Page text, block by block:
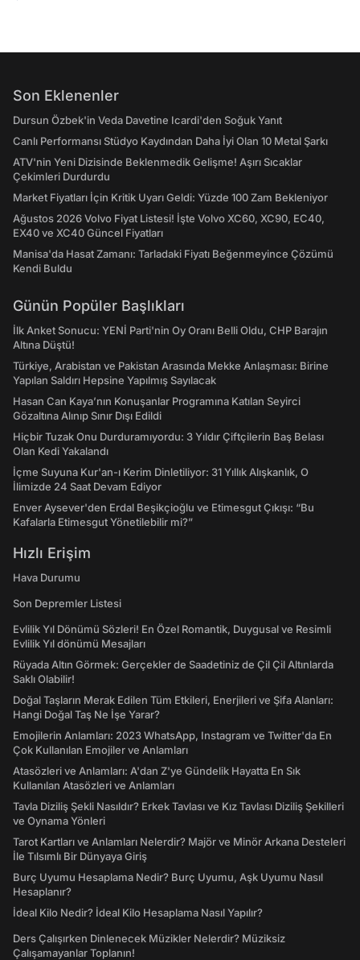
Son Eklenenler
Dursun Özbek'in Veda Davetine Icardi'den Soğuk Yanıt
Canlı Performansı Stüdyo Kaydından Daha İyi Olan 10 Metal Şarkı
ATV'nin Yeni Dizisinde Beklenmedik Gelişme! Aşırı Sıcaklar
Çekimleri Durdurdu
Market Fiyatları İçin Kritik Uyarı Geldi: Yüzde 100 Zam Bekleniyor
Ağustos 2026 Volvo Fiyat Listesi! İşte Volvo XC60, XC90, EC40,
EX40 ve XC40 Güncel Fiyatları
Manisa'da Hasat Zamanı: Tarladaki Fiyatı Beğenmeyince Çözümü
Kendi Buldu
Günün Popüler Başlıkları
İlk Anket Sonucu: YENİ Parti'nin Oy Oranı Belli Oldu, CHP Barajın
Altına Düştü!
Türkiye, Arabistan ve Pakistan Arasında Mekke Anlaşması: Birine
Yapılan Saldırı Hepsine Yapılmış Sayılacak
Hasan Can Kaya’nın Konuşanlar Programına Katılan Seyirci
Gözaltına Alınıp Sınır Dışı Edildi
Hiçbir Tuzak Onu Durduramıyordu: 3 Yıldır Çiftçilerin Baş Belası
Olan Kedi Yakalandı
İçme Suyuna Kur'an-ı Kerim Dinletiliyor: 31 Yıllık Alışkanlık, O
İlimizde 24 Saat Devam Ediyor
Enver Aysever'den Erdal Beşikçioğlu ve Etimesgut Çıkışı: “Bu
Kafalarla Etimesgut Yönetilebilir mi?”
Hızlı Erişim
Hava Durumu
Son Depremler Listesi
Evlilik Yıl Dönümü Sözleri! En Özel Romantik, Duygusal ve Resimli
Evlilik Yıl dönümü Mesajları
Rüyada Altın Görmek: Gerçekler de Saadetiniz de Çil Çil Altınlarda
Saklı Olabilir!
Doğal Taşların Merak Edilen Tüm Etkileri, Enerjileri ve Şifa Alanları:
Hangi Doğal Taş Ne İşe Yarar?
Emojilerin Anlamları: 2023 WhatsApp, Instagram ve Twitter'da En
Çok Kullanılan Emojiler ve Anlamları
Atasözleri ve Anlamları: A'dan Z'ye Gündelik Hayatta En Sık
Kullanılan Atasözleri ve Anlamları
Tavla Diziliş Şekli Nasıldır? Erkek Tavlası ve Kız Tavlası Diziliş Şekilleri
ve Oynama Yönleri
Tarot Kartları ve Anlamları Nelerdir? Majör ve Minör Arkana Desteleri
İle Tılsımlı Bir Dünyaya Giriş
Burç Uyumu Hesaplama Nedir? Burç Uyumu, Aşk Uyumu Nasıl
Hesaplanır?
İdeal Kilo Nedir? İdeal Kilo Hesaplama Nasıl Yapılır?
Ders Çalışırken Dinlenecek Müzikler Nelerdir? Müziksiz
Çalışamayanlar Toplanın!